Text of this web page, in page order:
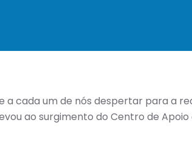
a cada um de nós despertar para a
ao surgimento do Centro de